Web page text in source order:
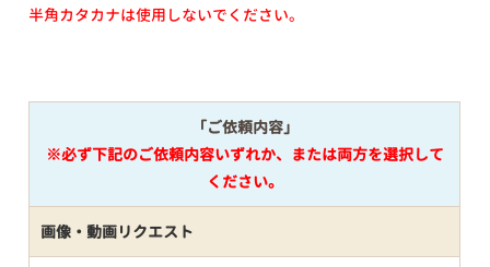
半角カタカナは使用しないでください。
「ご依頼内容」
※必ず下記のご依頼内容いずれか、または両方を選択して
ください。
画像・動画リクエスト